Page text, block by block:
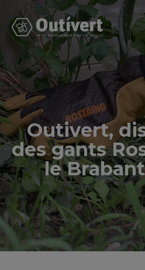
Outivert,
des gants
le